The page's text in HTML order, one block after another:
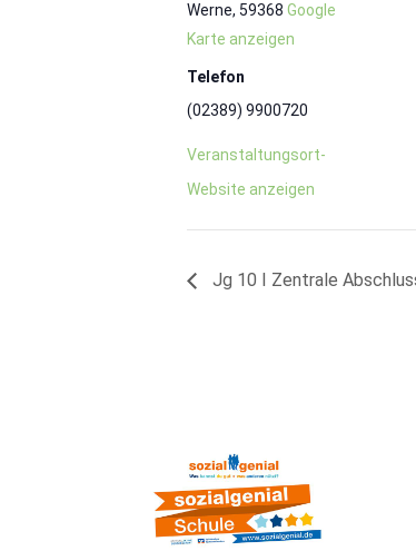
Werne, 59368 Google
Karte anzeigen
Telefon
(02389) 9900720
Veranstaltungsort-
Website anzeigen
Jg 10 I Zentrale